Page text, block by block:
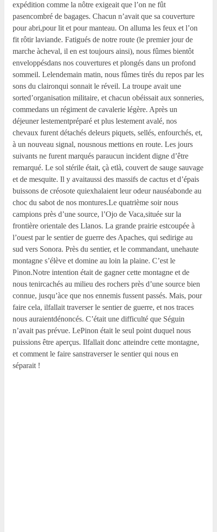
expédition comme la nôtre exigeait que l’on ne fût
pasencombré de bagages. Chacun n’avait que sa couverture
pour abri,pour lit et pour manteau. On alluma les feux et l’on
fit rôtir laviande. Fatigués de notre route (le premier jour de
marche àcheval, il en est toujours ainsi), nous fûmes bientôt
enveloppésdans nos couvertures et plongés dans un profond
sommeil. Lelendemain matin, nous fûmes tirés du repos par les
sons du claironqui sonnait le réveil. La troupe avait une
sorted’organisation militaire, et chacun obéissait aux sonneries,
commedans un régiment de cavalerie légère. Après un
déjeuner lestementpréparé et plus lestement avalé, nos
chevaux furent détachés deleurs piquets, sellés, enfourchés, et,
à un nouveau signal, nousnous mettions en route. Les jours
suivants ne furent marqués paraucun incident digne d’être
remarqué. Le sol stérile était, çà etlà, couvert de sauge sauvage
et de mesquite. Il y avaitaussi des massifs de cactus et d’épais
buissons de créosote quiexhalaient leur odeur nauséabonde au
choc du sabot de nos montures.Le quatrième soir nous
campions près d’une source, l’Ojo de Vaca,située sur la
frontière orientale des Llanos. La grande prairie estcoupée à
l’ouest par le sentier de guerre des Apaches, qui sedirige au
sud vers Sonora. Près du sentier, et le commandant, unehaute
montagne s’élève et domine au loin la plaine. C’est le
Pinon.Notre intention était de gagner cette montagne et de
nous tenircachés au milieu des rochers près d’une source bien
connue, jusqu’àce que nos ennemis fussent passés. Mais, pour
faire cela, ilfallait traverser le sentier de guerre, et nos traces
nous auraientdénoncés. C’était une difficulté que Séguin
n’avait pas prévue. LePinon était le seul point duquel nous
puissions être aperçus. Ilfallait donc atteindre cette montagne,
et comment le faire sanstraverser le sentier qui nous en
séparait !